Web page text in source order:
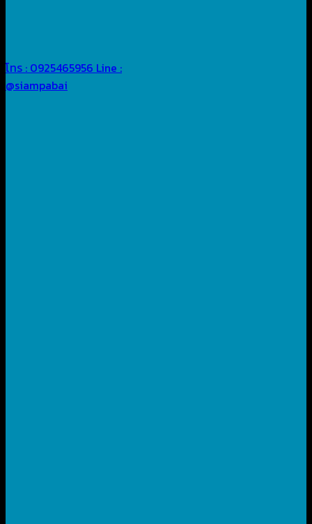
โทร : 0925465956 Line :
@siampabai